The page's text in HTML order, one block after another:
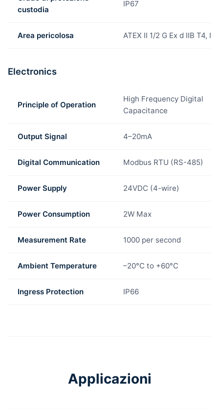
custodia
IP67
Area pericolosa ATEX II 1/2 G Ex d IIB T4,
Electronics
Principle of Operation
High Frequency Digital
Capacitance
Output Signal 4–20mA
Digital Communication Modbus RTU (RS-485)
Power Supply 24VDC (4-wire)
Power Consumption 2W Max
Measurement Rate 1000 per second
Ambient Temperature –20°C to +60°C
Ingress Protection IP66
Applicazioni